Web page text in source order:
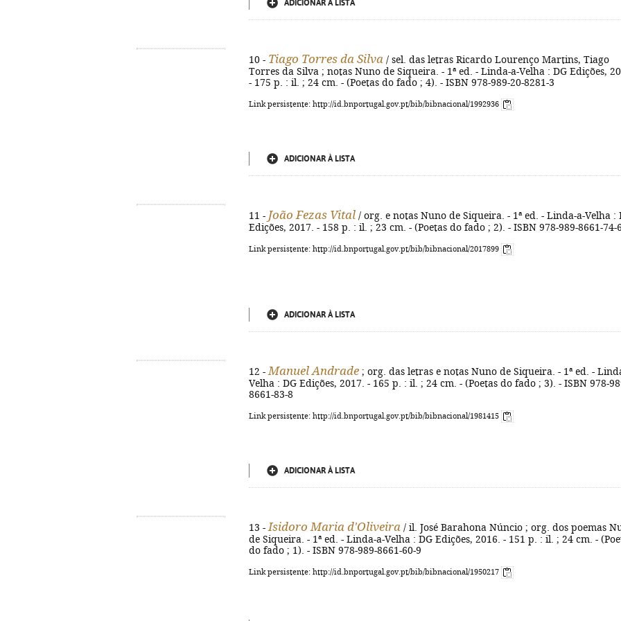
ADICIONAR À LISTA
10 - Tiago Torres da Silva / sel. das letras Ricardo Lourenço Martins, Tiago
Torres da Silva ; notas Nuno de Siqueira. - 1ª ed. - Linda-a-Velha : DG Edições,
- 175 p. : il. ; 24 cm. - (Poetas do fado ; 4). - ISBN 978-989-20-8281-3
Link persistente: http://id.bnportugal.gov.pt/bib/bibnacional/1992936
ADICIONAR À LISTA
11 - João Fezas Vital / org. e notas Nuno de Siqueira. - 1ª ed. - Linda-a-Velha :
Edições, 2017. - 158 p. : il. ; 23 cm. - (Poetas do fado ; 2). - ISBN 978-989-8661-74-
Link persistente: http://id.bnportugal.gov.pt/bib/bibnacional/2017899
ADICIONAR À LISTA
12 - Manuel Andrade ; org. das letras e notas Nuno de Siqueira. - 1ª ed. -
Velha : DG Edições, 2017. - 165 p. : il. ; 24 cm. - (Poetas do fado ; 3). - ISBN 978-
8661-83-8
Link persistente: http://id.bnportugal.gov.pt/bib/bibnacional/1981415
ADICIONAR À LISTA
13 - Isidoro Maria d'Oliveira / il. José Barahona Núncio ; org. dos poemas
de Siqueira. - 1ª ed. - Linda-a-Velha : DG Edições, 2016. - 151 p. : il. ; 24 cm. -
do fado ; 1). - ISBN 978-989-8661-60-9
Link persistente: http://id.bnportugal.gov.pt/bib/bibnacional/1950217